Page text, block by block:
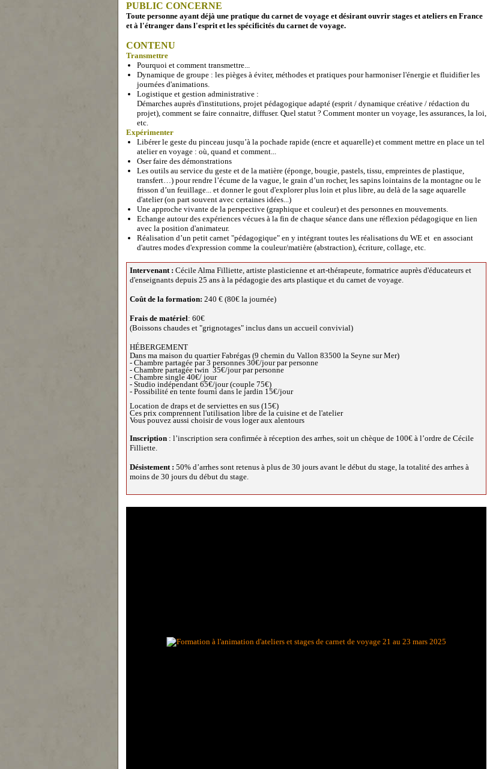
PUBLIC CONCERNE
Toute personne ayant déjà une pratique du carnet de voyage et désirant ouvrir stages et ateliers en France
et à l'étranger dans l'esprit et les spécificités du carnet de voyage.
CONTENU
Transmettre
Pourquoi et comment transmettre...
Dynamique de groupe : les pièges à éviter, méthodes et pratiques pour harmoniser l'énergie et fluidifier les
journées d'animations.
Logistique et gestion administrative :
Démarches auprès d'institutions, projet pédagogique adapté (esprit / dynamique créative / rédaction du
projet), comment se faire connaitre, diffuser. Quel statut ? Comment monter un voyage, les assurances, la loi,
etc.
Expérimenter
Libérer le geste du pinceau jusqu’à la pochade rapide (encre et aquarelle) et comment mettre en place un tel
atelier en voyage : où, quand et comment...
Oser faire des démonstrations
Les outils au service du geste et de la matière (éponge, bougie, pastels, tissu, empreintes de plastique,
transfert…) pour rendre l’écume de la vague, le grain d’un rocher, les sapins lointains de la montagne ou le
frisson d’un feuillage... et donner le gout d'explorer plus loin et plus libre, au delà de la sage aquarelle
d'atelier (on part souvent avec certaines idées...)
Une approche vivante de la perspective (graphique et couleur) et des personnes en mouvements.
Echange autour des expériences vécues à la fin de chaque séance dans une réflexion pédagogique en lien
avec la position d'animateur.
Réalisation d’un petit carnet "pédagogique" en y intégrant toutes les réalisations du WE et en associant
d'autres modes d'expression comme la couleur/matière (abstraction), écriture, collage, etc.
Intervenant : Cécile Alma Filliette, artiste plasticienne et art-thérapeute, formatrice auprès d'éducateurs et
d'enseignants depuis 25 ans à la pédagogie des arts plastique et du carnet de voyage.
Coût de la formation: 240 € (80€ la journée)
Frais de matériel: 60€
(Boissons chaudes et "grignotages" inclus dans un accueil convivial)
HÉBERGEMENT
Dans ma maison du quartier Fabrégas (9 chemin du Vallon 83500 la Seyne sur Mer)
- Chambre partagée par 3 personnes 30€/jour par personne
- Chambre partagée twin 35€/jour par personne
- Chambre single 40€/ jour
- Studio indépendant 65€/jour (couple 75€)
- Possibilité en tente fourni dans le jardin 15€/jour
Location de draps et de serviettes en sus (15€)
Ces prix comprennent l'utilisation libre de la cuisine et de l'atelier
Vous pouvez aussi choisir de vous loger aux alentours
Inscription : l’inscription sera confirmée à réception des arrhes, soit un chèque de 100€ à l’ordre de Cécile
Filliette.
Désistement : 50% d’arrhes sont retenus à plus de 30 jours avant le début du stage, la totalité des arrhes à
moins de 30 jours du début du stage.